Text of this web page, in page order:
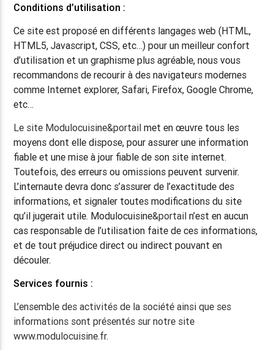
Conditions d’utilisation :
Ce site est proposé en différents langages web (HTML,
HTML5, Javascript, CSS, etc…) pour un meilleur confort
d’utilisation et un graphisme plus agréable, nous vous
recommandons de recourir à des navigateurs modernes
comme Internet explorer, Safari, Firefox, Google Chrome,
etc…
Le site Modulocuisine&portailmet en œuvre tous les
moyens dont elle dispose, pour assurer une information
fiable et une mise à jour fiable de son site internet.
Toutefois, des erreurs ou omissions peuvent survenir.
L’internaute devra donc s’assurer de l’exactitude des
informations, et signaler toutes modifications du site
qu’il jugerait utile. Modulocuisine&portail n’est en aucun
cas responsable de l’utilisation faite de ces informations,
et de tout préjudice direct ou indirect pouvant en
découler.
Services fournis :
L’ensemble des activités de la société ainsi que ses
informations sont présentés sur notre site
www.modulocuisine.fr.